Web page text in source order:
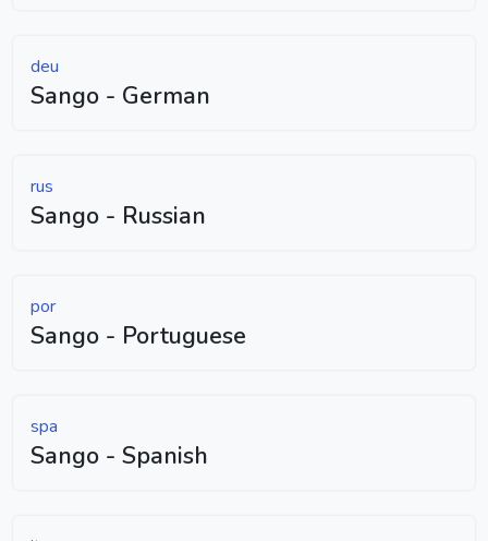
deu
Sango - German
rus
Sango - Russian
por
Sango - Portuguese
spa
Sango - Spanish